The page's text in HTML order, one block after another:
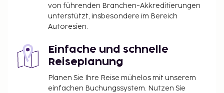
von führenden Branchen-Akkreditierungen
unterstützt, insbesondere im Bereich
Autoresien.
Einfache und schnelle
Reiseplanung
Planen Sie Ihre Reise mühelos mit unserem
einfachen Buchungssystem. Nutzen Sie